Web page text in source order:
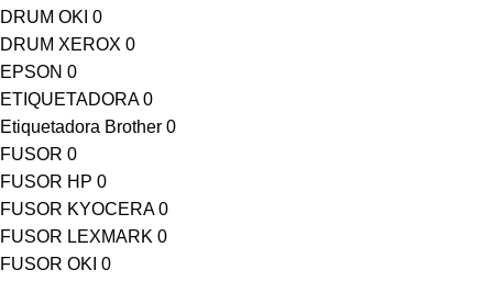
DRUM OKI 0
DRUM XEROX 0
EPSON 0
ETIQUETADORA 0
Etiquetadora Brother 0
FUSOR 0
FUSOR HP 0
FUSOR KYOCERA 0
FUSOR LEXMARK 0
FUSOR OKI 0